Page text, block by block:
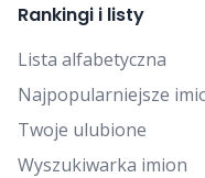
Rankingi i listy
Lista alfabetyczna
Najpopularniejsze
Twoje ulubione
Wyszukiwarka imion